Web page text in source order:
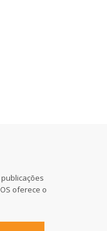
oferece o